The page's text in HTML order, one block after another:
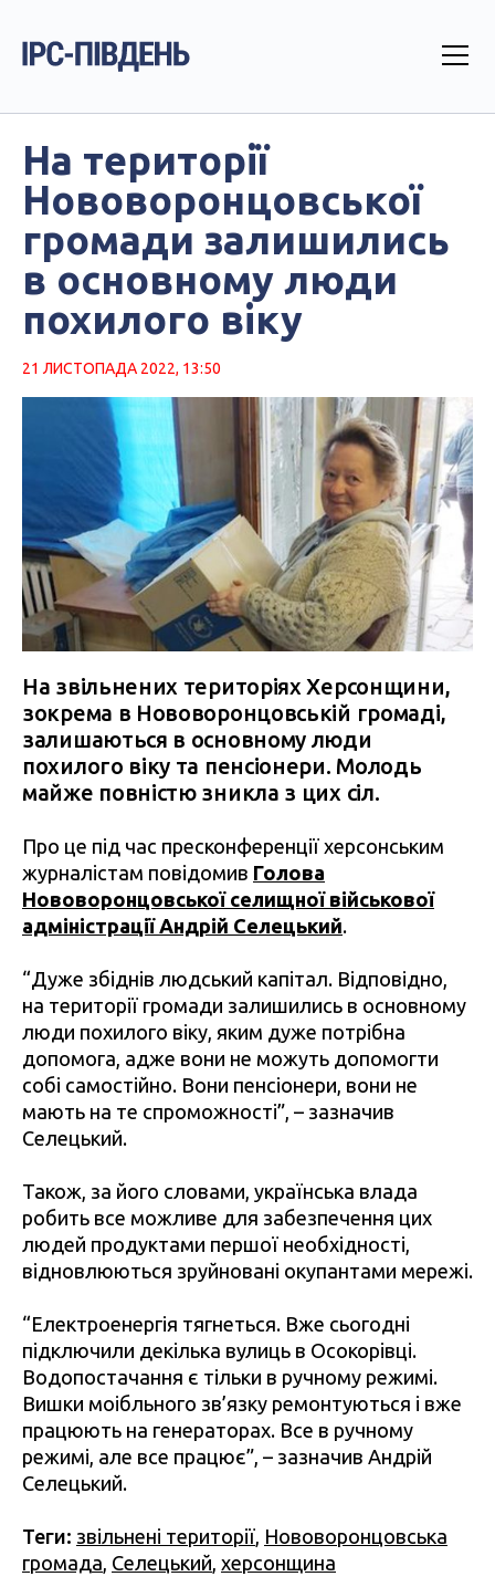
На території
Нововоронцовської
громади залишились
в основному люди
похилого віку
21 ЛИСТОПАДА 2022, 13:50
На звільнених територіях Херсонщини,
зокрема в Нововоронцовській громаді,
залишаються в основному люди
похилого віку та пенсіонери. Молодь
майже повністю зникла з цих сіл.
Про це під час пресконференції херсонським
журналістам повідомив Голова
Нововоронцовської селищної військової
адміністрації Андрій Селецький.
“Дуже збіднів людський капітал. Відповідно,
на території громади залишились в основному
люди похилого віку, яким дуже потрібна
допомога, адже вони не можуть допомогти
собі самостійно. Вони пенсіонери, вони не
мають на те спроможності”, – зазначив
Селецький.
Також, за його словами, українська влада
робить все можливе для забезпечення цих
людей продуктами першої необхідності,
відновлюються зруйновані окупантами мережі.
“Електроенергія тягнеться. Вже сьогодні
підключили декілька вулиць в Осокорівці.
Водопостачання є тільки в ручному режимі.
Вишки моібльного зв’язку ремонтуються і вже
працюють на генераторах. Все в ручному
режимі, але все працює”, – зазначив Андрій
Селецький.
Теги: звільнені території Нововоронцовська
громада Селецький херсонщина